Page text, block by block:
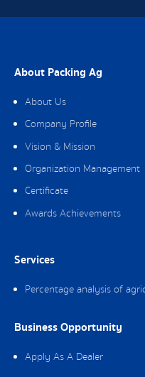
About Packing Ag
About Us
Company Profile
Vision & Mission
Organization Management
Certificate
Awards Achievements
Services
Percentage analysis of
Business Opportunity
Apply As A Dealer